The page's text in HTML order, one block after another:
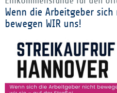
Wenn die Arbeitgeber
bewegen WIR uns!